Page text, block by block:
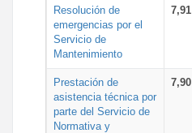
Resolución de
emergencias por el
Servicio de
Mantenimiento
7,91
Prestación de
asistencia técnica por
parte del Servicio de
Normativa y
7,90